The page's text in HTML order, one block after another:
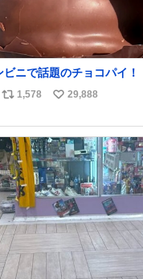
ビニで話題のチョコパイ！
リ
ス
ト
数
1,578
い
ね
数
29,888